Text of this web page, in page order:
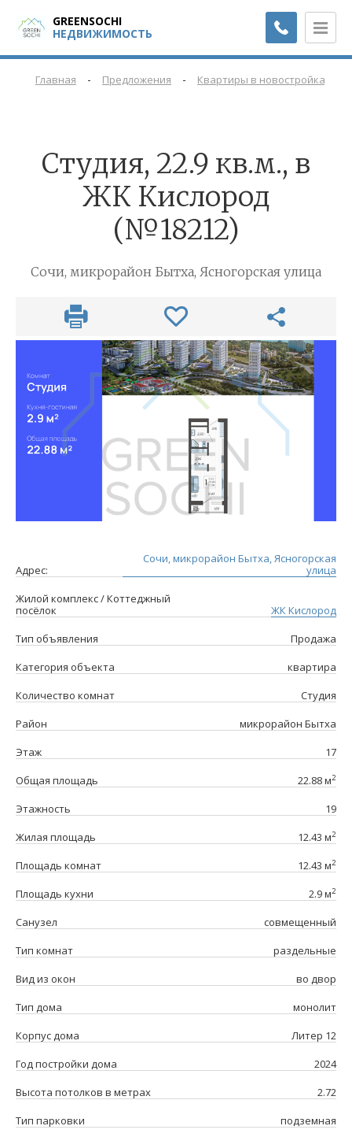
GREENSOCHI
НЕДВИЖИМОСТЬ
Главная - Предложения - Квартиры в новостройках
Cтудия, 22.9 кв.м., в
ЖК Кислород
(№18212)
Сочи, микрорайон Бытха, Ясногорская улица
Адрес:
Сочи, микрорайон Бытха, Ясногорская
улица
Жилой комплекс / Коттеджный
посёлок
ЖК Кислород
Тип объявления
Продажа
Категория объекта
квартира
Количество комнат
Студия
Район
микрорайон Бытха
Этаж
17
Общая площадь
22.88 м2
Этажность
19
Жилая площадь
12.43 м2
Площадь комнат 12.43 м2
Площадь кухни 2.9 м2
Санузел
совмещенный
Тип комнат
раздельные
Вид из окон
во двор
Тип дома
монолит
Корпус дома
Литер 12
Год постройки дома
2024
Высота потолков в метрах
2.72
Тип парковки
подземная